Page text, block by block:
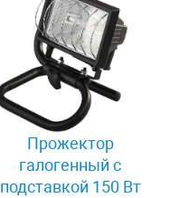
Прожектор
галогенный с
подставкой 150 Вт